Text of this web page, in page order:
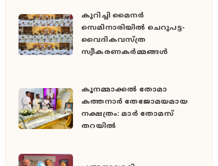
കുറിച്ചി മൈനർ
സെമിനാരിയിൽ ചെറുപട്ട-
വൈദികവസ്ത്ര
സ്വീകരണകർമ്മങ്ങൾ
കൂനമ്മാക്കൽ തോമാ
കത്തനാർ തേജോമയമായ
നക്ഷത്രം: മാർ തോമസ്
തറയിൽ